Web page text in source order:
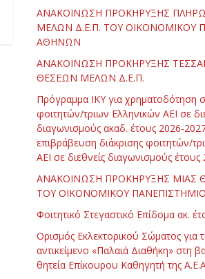
ΑΝΑΚΟΙΝΩΣΗ ΠΡΟΚΗΡΥΞΗΣ
ΜΕΛΩΝ Δ.Ε.Π. ΤΟΥ ΟΙΚΟΝΟΜΙΚΟΥ
ΑΘΗΝΩΝ
ΑΝΑΚΟΙΝΩΣΗ ΠΡΟΚΗΡΥΞΗΣ
ΘΕΣΕΩΝ ΜΕΛΩΝ Δ.Ε.Π.
Πρόγραμμα ΙΚΥ για χρηματοδότηση
φοιτητών/τριων Ελληνικών ΑΕΙ σε
διαγωνισμούς ακαδ. έτους 2026-
επιβράβευση διάκρισης φοιτητών/
ΑΕΙ σε διεθνείς διαγωνισμούς έτους
ΑΝΑΚΟΙΝΩΣΗ ΠΡΟΚΗΡΥΞΗΣ ΜΙΑΣ
ΤΟΥ ΟΙΚΟΝΟΜΙΚΟΥ
Φοιτητικό Στεγαστικό Επίδομα ακ.
Ορισμός Εκλεκτορικού Σώματος για
αντικείμενο «Παλαιά Διαθήκη» στη
θητεία Επίκουρου Καθηγητή της